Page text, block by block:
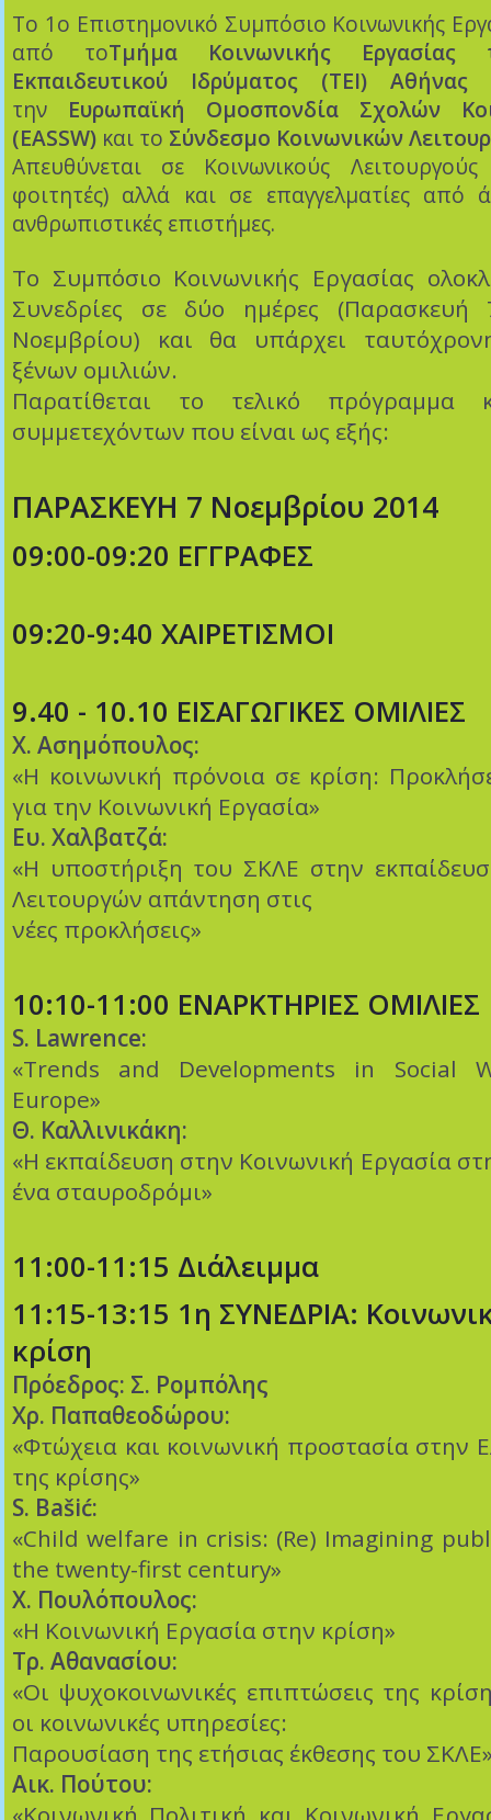
Το 1ο Επιστημονικό Συμπόσιο Κοινωνικής
από τοΤμήμα Κοινωνικής Εργασίας
Εκπαιδευτικού Ιδρύματος (ΤΕΙ) Αθήνας
την Ευρωπαϊκή Ομοσπονδία Σχολών
(EASSW) και το Σύνδεσμο Κοινωνικών
Απευθύνεται σε Κοινωνικούς Λειτουργούς
φοιτητές) αλλά και σε επαγγελματίες από
ανθρωπιστικές επιστήμες.
Το Συμπόσιο Κοινωνικής Εργασίας
Συνεδρίες σε δύο ημέρες
Νοεμβρίου) και θα υπάρχει
ξένων ομιλιών.
Παρατίθεται το τελικό πρόγραμμα
συμμετεχόντων που είναι ως εξής:
ΠΑΡΑΣΚΕΥΗ 7 Νοεμβρίου 2014
09:00-09:20 ΕΓΓΡΑΦΕΣ
09:20-9:40 ΧΑΙΡΕΤΙΣΜΟΙ
9.40 - 10.10 ΕΙΣΑΓΩΓΙΚΕΣ ΟΜΙΛΙΕΣ
Χ. Ασημόπουλος:
«Η κοινωνική πρόνοια σε κρίση:
για την Κοινωνική Εργασία»
Ευ. Χαλβατζά:
«Η υποστήριξη του ΣΚΛΕ στην
Λειτουργών απάντηση στις
νέες προκλήσεις»
10:10-11:00 ΕΝΑΡΚΤΗΡΙΕΣ ΟΜΙΛΙΕΣ
S. Lawrence:
«Trends and Developments in Social
Europe»
Θ. Καλλινικάκη:
«Η εκπαίδευση στην Κοινωνική Εργασία
ένα σταυροδρόμι»
11:00-11:15 Διάλειμμα
11:15-13:15 1η ΣΥΝΕΔΡΙΑ:
κρίση
Πρόεδρος: Σ. Ρομπόλης
Χρ. Παπαθεοδώρου:
«Φτώχεια και κοινωνική προστασία στην
της κρίσης»
S. Bašić:
«Child welfare in crisis: (Re) Imagining
the twenty-first century»
Χ. Πουλόπουλος:
«Η Κοινωνική Εργασία στην κρίση»
Τρ. Αθανασίου:
«Οι ψυχοκοινωνικές επιπτώσεις της
οι κοινωνικές υπηρεσίες:
Παρουσίαση της ετήσιας έκθεσης του
Αικ. Πούτου: